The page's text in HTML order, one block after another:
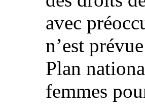
avec
n’est
Plan
femmes